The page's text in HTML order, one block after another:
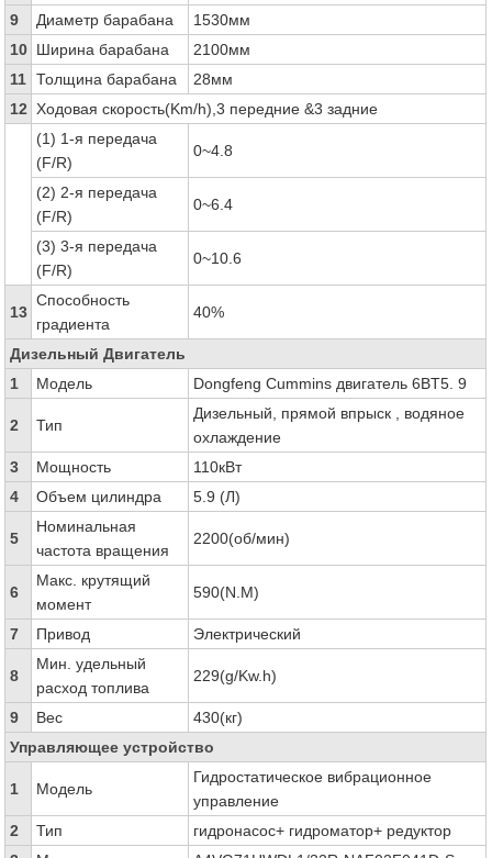
9 Диаметр барабана
1530мм
10 Ширина барабана
2100мм
11 Толщина барабана
28мм
12 Ходовая скорость(Km/h),3 передние &3 задние
(1) 1-я передача
(F/R)
0~4.8
(2) 2-я передача
(F/R)
0~6.4
(3) 3-я передача
(F/R)
0~10.6
13
Способность
градиента
40%
Дизельный Двигатель
1
Модель Dongfeng Cummins двигатель 6BT5. 9
2 Тип
Дизельный, прямой впрыск , водяное
охлаждение
3
Мощность
110кВт
4
Объем цилиндра 5.9 (Л)
5
Номинальная
частота вращения
2200(об/мин)
6
Макс. крутящий
момент
590(N.M)
7 Привод Электрический
8
Мин. удельный
расход топлива
229(g/Kw.h)
9 Вес
430(кг)
Управляющее устройство
1 Модель
Гидростатическое вибрационное
управление
2
Тип
гидронасос+ гидроматор+ редуктор